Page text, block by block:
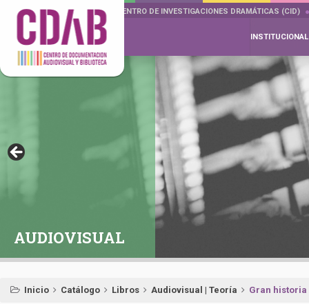
DOCUMENTA DRAMÁTICAS CENTRO DE INVESTIGACIONES DRAMÁTICAS (CID)
INSTITUCIONAL
AUDIOVISUAL
Inicio Catálogo Libros Audiovisual | Teoría Gran